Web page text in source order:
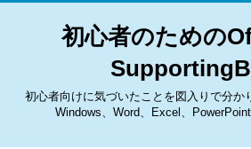
初心者のための
初心者向けに気づいたことを図入りで分か
Windows、Word、Excel、